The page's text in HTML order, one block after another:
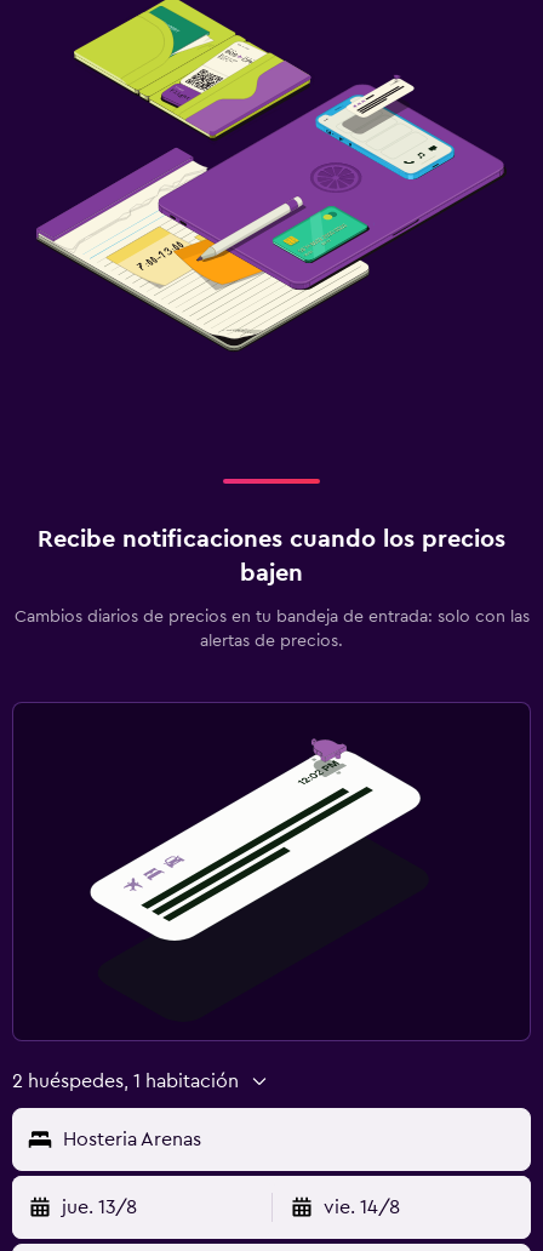
Recibe notificaciones cuando los precios
bajen
Cambios diarios de precios en tu bandeja de entrada: solo con las
alertas de precios.
2 huéspedes, 1 habitación
Hosteria Arenas
jue. 13/8 vie. 14/8